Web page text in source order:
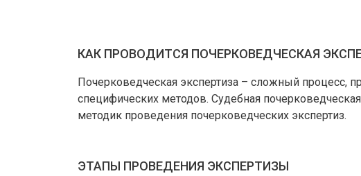
КАК ПРОВОДИТСЯ ПОЧЕРКОВЕДЧЕСКАЯ
Почерковедческая экспертиза – сложный процесс,
специфических методов. Судебная
методик проведения почерковедческих экспертиз.
ЭТАПЫ ПРОВЕДЕНИЯ ЭКСПЕРТИЗЫ